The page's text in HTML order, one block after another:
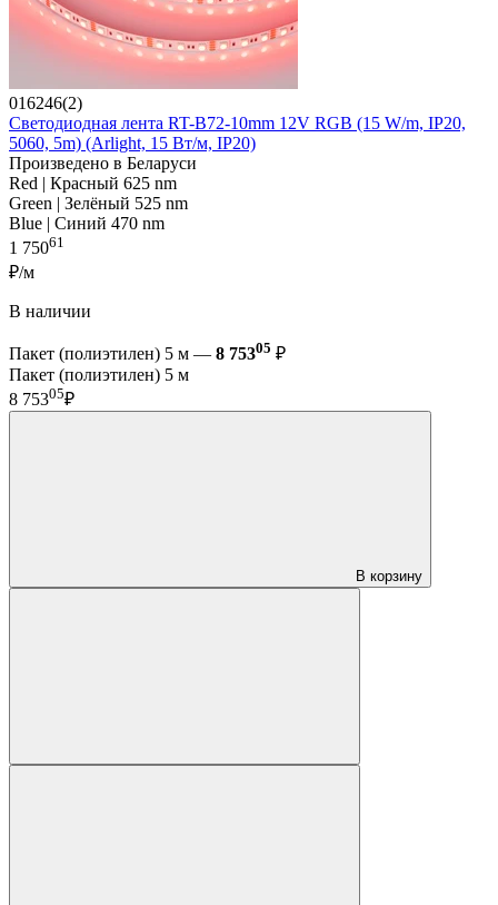
016246(2)
Светодиодная лента RT-B72-10mm 12V RGB (15 W/m, IP20,
5060, 5m) (Arlight, 15 Вт/м, IP20)
Произведено в Беларуси
Red | Красный 625 nm
Green | Зелёный 525 nm
Blue | Синий 470 nm
1 75061
₽/м
В наличии
Пакет (полиэтилен) 5 м — 8 75305 ₽
Пакет (полиэтилен) 5 м
8 75305₽
В корзину